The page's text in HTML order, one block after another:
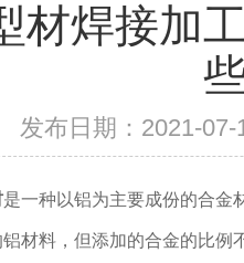
材焊接加
发布日期：2021-
是一种以铝为主要成份的合金
材料，但添加的合金的比例